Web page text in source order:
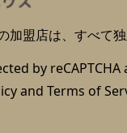
加盟店は、すべて独
by
and Terms of